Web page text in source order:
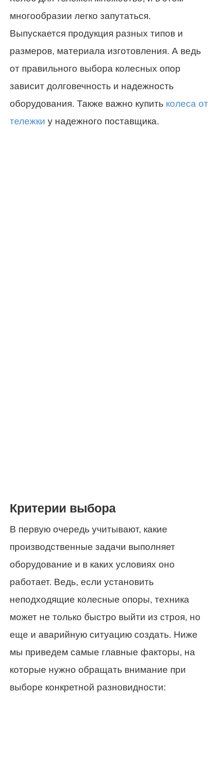
многообразии легко запутаться.
Выпускается продукция разных типов и
размеров, материала изготовления. А ведь
от правильного выбора колесных опор
зависит долговечность и надежность
оборудования. Также важно купить колеса от
тележки у надежного поставщика.
Критерии выбора
В первую очередь учитывают, какие
производственные задачи выполняет
оборудование и в каких условиях оно
работает. Ведь, если установить
неподходящие колесные опоры, техника
может не только быстро выйти из строя, но
еще и аварийную ситуацию создать. Ниже
мы приведем самые главные факторы, на
которые нужно обращать внимание при
выборе конкретной разновидности: